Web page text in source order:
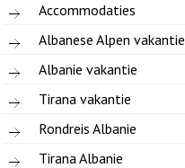
Accommodaties
Albanese Alpen vakantie
Albanie vakantie
Tirana vakantie
Rondreis Albanie
Tirana Albanie